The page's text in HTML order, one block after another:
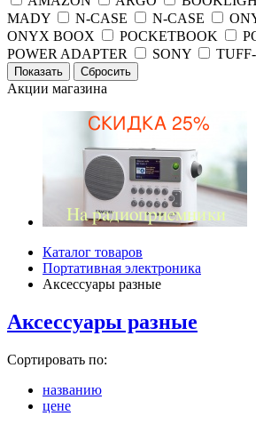
MADY
N-CASE N-CASE
ONYX BOOX
POCKETBOOK
POWER ADAPTER
SONY
Акции магазина
Каталог товаров
Портативная электроника
Аксессуары разные
Аксессуары разные
Сортировать по:
названию
цене